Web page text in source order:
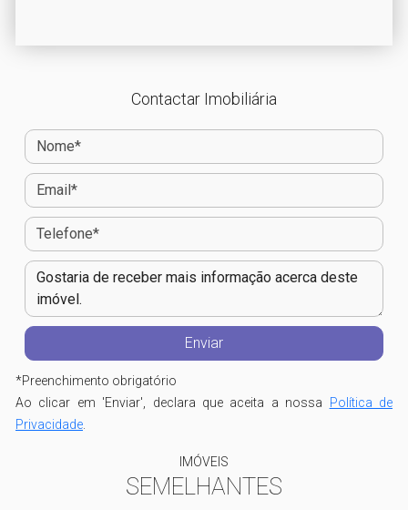
Contactar Imobiliária
*Preenchimento obrigatório
Ao clicar em 'Enviar', declara que aceita a nossa Política de
Privacidade
IMÓVEIS
SEMELHANTES